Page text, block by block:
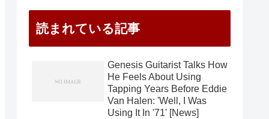
読まれている記事
Genesis Guitarist Talks How
He Feels About Using
Tapping Years Before Eddie
Van Halen: 'Well, I Was
Using It In '71' [News]